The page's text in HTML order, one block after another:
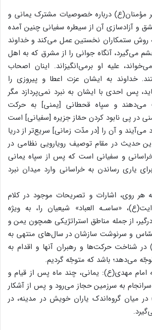
مؤمنان(ع) درباره خصوصیات مشترک یمانی و
و آزادسازی آن از سیطره سفیانی چنین آمده
روش ستمکاران نخستین عمل می‌کند و خداوند
می‌گیرد، آنگاه جوانی را از مشرق که به اهل
علیه او برمی‌انگیزاند. اینان اصحاب
خداوند به ایشان عزت اعطا و پیروزی را
پس احدی با ایشان به نبرد نمی‌پردازد مگر
می‌دهند و سپاه قحطانی [یمنی] به حرکت
در پی نابود کردن حمّاز جزیره [سفیانی] است
می‌آیند و آن را [در مدّت زمانی] سریع‌تر از دریا
و این حدیث در مقام توصیف رویارویی نظامی در
و سفیانی است که پس از سپاه یمانی
یاری رساندن به خراسانی وارد میدان نبرد
هر روی، اشارات و تصریحات موجود در کلام
«ساسـه العباد» شیعیان را، به ویژه
از جمله مناطق استراتژیکی همچون یمن و
حسّاس و سرنوشت سازشان در سال‌های منتهی به
شناخت حرکت‌ها و رهبران آنها و اقدام به
می‌دهد؛ باشد که متوجّه گردیم.
امام مهدی(ع): یمانی، چند ماه پس از قیام و
به سرزمین حجاز می‌رود و پس از آشکار
میان گروه‌اندک یاران خویش در مدینه، در